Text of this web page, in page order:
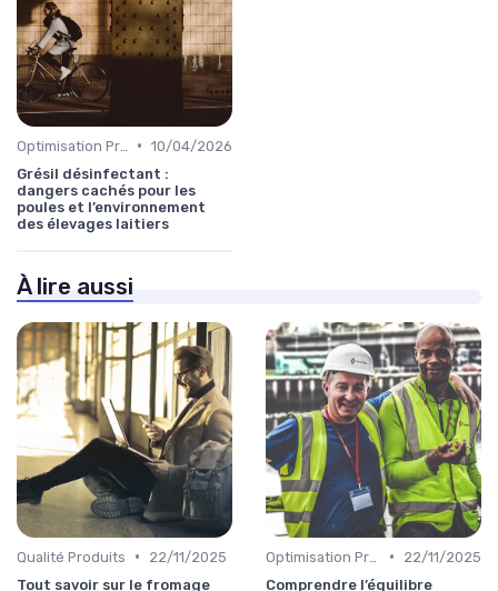
• 10/04/2026
Grésil désinfectant :
dangers cachés pour les
poules et l’environnement
des élevages laitiers
À lire aussi
Qualité Produits •
22/11/2025
Tout savoir sur le fromage
•
22/11/2025
Comprendre l’équilibre